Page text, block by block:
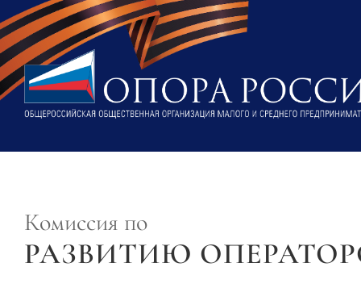
Комиссия по
РАЗВИТИЮ